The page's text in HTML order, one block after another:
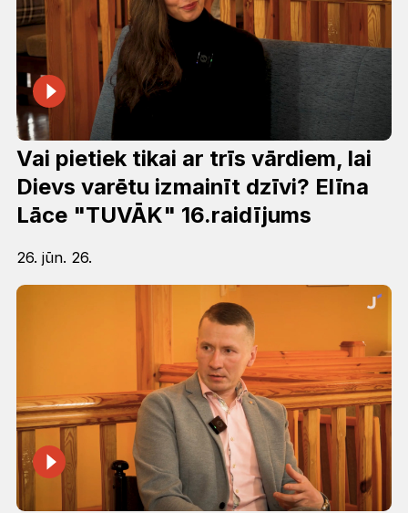
Vai pietiek tikai ar trīs vārdiem, lai
Dievs varētu izmainīt dzīvi? Elīna
Lāce "TUVĀK" 16.raidījums
26. jūn. 26.